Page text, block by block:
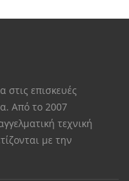
στις επισκευές
Από το 2007
τεχνική
με την